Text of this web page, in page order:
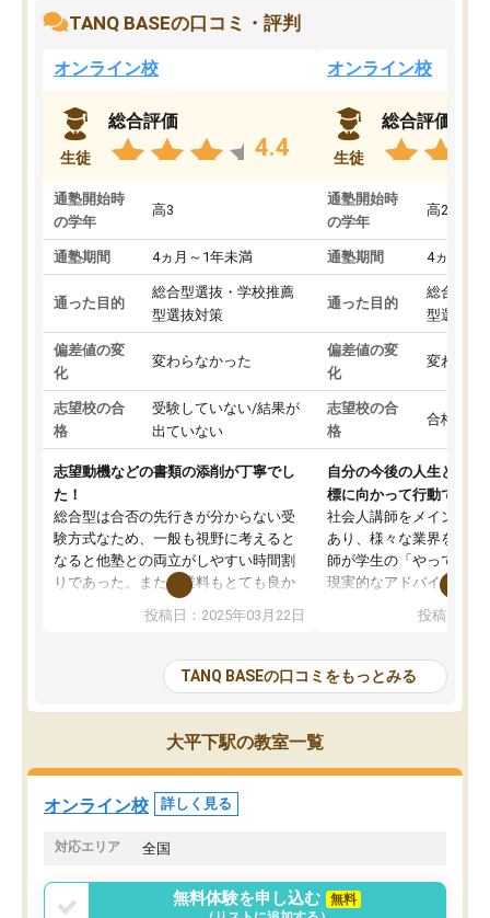
TANQ BASEの口コミ・評判
オンライン校
生徒
総合評価
4.4
通塾開始時
の学年
高3
通塾期間 4ヵ月～1年未満
通った目的
総合型選抜・学校推薦
型選抜対策
偏差値の変
化
変わらなかった
志望校の合
格
受験していない/結果が
出ていない
志望動機などの書類の添削が丁寧でし
た！
総合型は合否の先行きが分からない受
験方式なため、一般も視野に考えると
なると他塾との両立がしやすい時間割
りであった。また授業料もとても良か
総合型の多くの塾は大学生が見ること
大学生の目だけでなく、数人の大人に
も目を通して頂ける。そのため多くの
意見を聞くことができ、より良いもの
を推敲することが可能だ。
どの人も優しく、親身に接してくださ
るのでやる気も出て、良かったで
す！！
投稿日：2025年03月22日
オンライン校
生徒
総合評価
通塾開始時
の学年
高2
通塾期間 4ヵ月～1
通った目的
総合型選
型選抜対
偏差値の変
化
変わらな
志望校の合
格
合格した
自分の今後の人生と真剣
標に向かって行動できる
社会人講師をメインとし
あり、様々な業界を経験
師が学生の「やってみた
現実的なアドバイスを行
分野について学生知識
総合型選抜対策として志
接・小論文などの技術指
ション内容になっていま
を社会人として働いてい
標を見つける事が出来ま
投稿日：
TANQ BASEの口コミをもっとみる
大平下駅の教室一覧
オンライン校 詳しく見る
対応エリア 全国
無料体験を申し込む
無料